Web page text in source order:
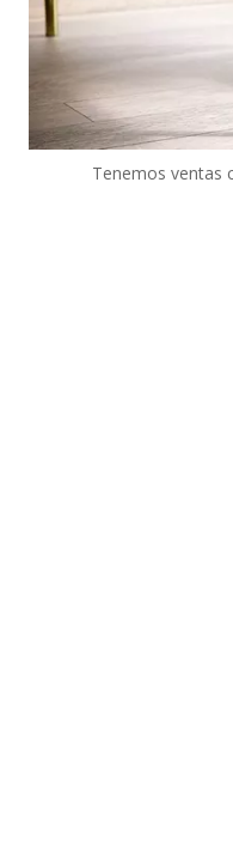
Tenemos ventas